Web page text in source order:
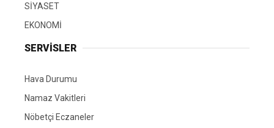
SİYASET
EKONOMİ
SERVİSLER
Hava Durumu
Namaz Vakitleri
Nöbetçi Eczaneler